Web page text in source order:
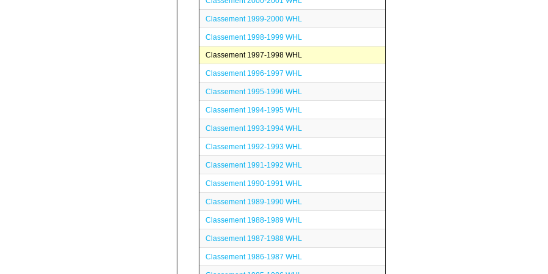
Classement 1999-2000 WHL
Classement 1998-1999 WHL
Classement 1997-1998 WHL
Classement 1996-1997 WHL
Classement 1995-1996 WHL
Classement 1994-1995 WHL
Classement 1993-1994 WHL
Classement 1992-1993 WHL
Classement 1991-1992 WHL
Classement 1990-1991 WHL
Classement 1989-1990 WHL
Classement 1988-1989 WHL
Classement 1987-1988 WHL
Classement 1986-1987 WHL